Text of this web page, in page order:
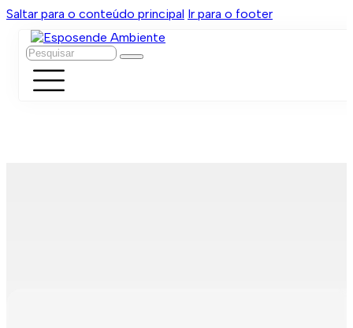
Saltar para o conteúdo principal Ir para o footer
Pesquisar